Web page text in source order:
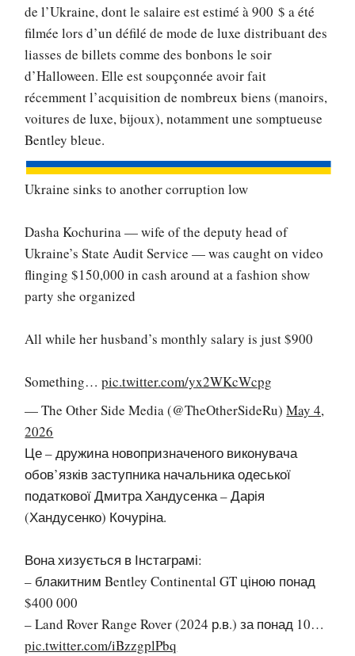
de l’Ukraine, dont le salaire est estimé à 900 $ a été
filmée lors d’un défilé de mode de luxe distribuant des
liasses de billets comme des bonbons le soir
d’Halloween. Elle est soupçonnée avoir fait
récemment l’acquisition de nombreux biens (manoirs,
voitures de luxe, bijoux), notamment une somptueuse
Bentley bleue.
Ukraine sinks to another corruption low
Dasha Kochurina — wife of the deputy head of
Ukraine’s State Audit Service — was caught on video
flinging $150,000 in cash around at a fashion show
party she organized
All while her husband’s monthly salary is just $900
Something…pic.twitter.com/yx2WKcWcpg
— The Other Side Media (@TheOtherSideRu)May 4,
2026
Це – дружина новопризначеного виконувача
обов’язків заступника начальника одеської
податкової Дмитра Хандусенка – Дарія
(Хандусенко) Кочуріна.
Вона хизується в Інстаграмі:
– блакитним Bentley Continental GT ціною понад
$400 000
– Land Rover Range Rover (2024 р.в.) за понад 10…
pic.twitter.com/iBzzgplPbq